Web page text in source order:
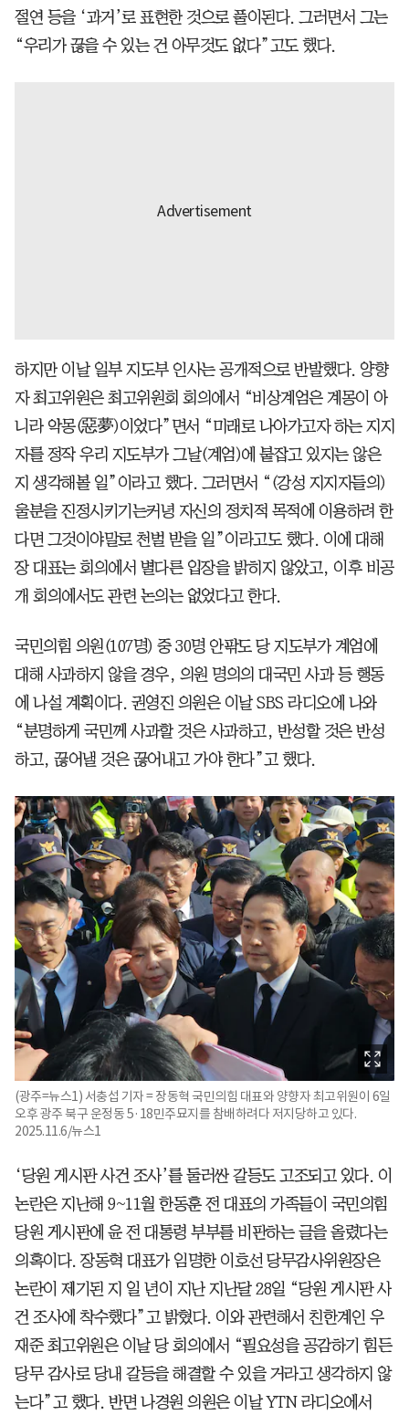
절연 등을 ‘과거’로 표현한 것으로 풀이된다. 그러면서 그는
“우리가 끊을 수 있는 건 아무것도 없다”고도 했다.
하지만 이날 일부 지도부 인사는 공개적으로 반발했다. 양향
자 최고위원은 최고위원회 회의에서 “비상계엄은 계몽이 아
니라 악몽(惡夢)이었다”면서 “미래로 나아가고자 하는 지지
자를 정작 우리 지도부가 그날(계엄)에 붙잡고 있지는 않은
지 생각해볼 일”이라고 했다. 그러면서 “(강성 지지자들의)
울분을 진정시키기는커녕 자신의 정치적 목적에 이용하려 한
다면 그것이야말로 천벌 받을 일”이라고도 했다. 이에 대해
장 대표는 회의에서 별다른 입장을 밝히지 않았고, 이후 비공
개 회의에서도 관련 논의는 없었다고 한다.
국민의힘 의원(107명) 중 30명 안팎도 당 지도부가 계엄에
대해 사과하지 않을 경우, 의원 명의의 대국민 사과 등 행동
에 나설 계획이다. 권영진 의원은 이날 SBS 라디오에 나와
“분명하게 국민께 사과할 것은 사과하고, 반성할 것은 반성
하고, 끊어낼 것은 끊어내고 가야 한다”고 했다.
(광주=뉴스1) 서충섭 기자 = 장동혁 국민의힘 대표와 양향자 최고위원이 6일
오후 광주 북구 운정동 5·18민주묘지를 참배하려다 저지당하고 있다.
2025.11.6/뉴스1
‘당원 게시판 사건 조사’를 둘러싼 갈등도 고조되고 있다. 이
논란은 지난해 9~11월 한동훈 전 대표의 가족들이 국민의힘
당원 게시판에 윤 전 대통령 부부를 비판하는 글을 올렸다는
의혹이다. 장동혁 대표가 임명한 이호선 당무감사위원장은
논란이 제기된 지 일 년이 지난 지난달 28일 “당원 게시판 사
건 조사에 착수했다”고 밝혔다. 이와 관련해서 친한계인 우
재준 최고위원은 이날 당 회의에서 “필요성을 공감하기 힘든
당무 감사로 당내 갈등을 해결할 수 있을 거라고 생각하지 않
는다”고 했다. 반면 나경원 의원은 이날 YTN 라디오에서